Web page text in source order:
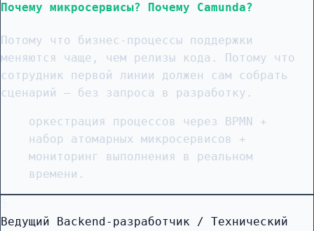
Почему микросервисы? Почему Camunda?
Потому что бизнес-процессы поддержки
меняются чаще, чем релизы кода. Потому что
сотрудник первой линии должен сам собрать
сценарий — без запроса в разработку.
оркестрация процессов через BPMN +
набор атомарных микросервисов +
мониторинг выполнения в реальном
времени.
Ведущий Backend-разработчик / Технический